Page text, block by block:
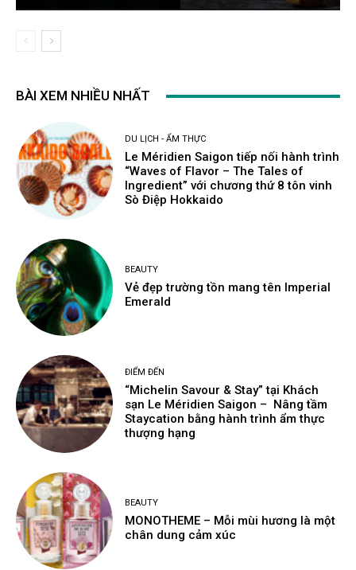
BÀI XEM NHIỀU NHẤT
DU LỊCH - ẨM THỰC
Le Méridien Saigon tiếp nối hành trình
“Waves of Flavor – The Tales of
Ingredient” với chương thứ 8 tôn vinh
Sò Điệp Hokkaido
BEAUTY
Vẻ đẹp trường tồn mang tên Imperial
Emerald
ĐIỂM ĐẾN
“Michelin Savour & Stay” tại Khách
sạn Le Méridien Saigon – Nâng tầm
Staycation bằng hành trình ẩm thực
thượng hạng
BEAUTY
MONOTHEME – Mỗi mùi hương là một
chân dung cảm xúc